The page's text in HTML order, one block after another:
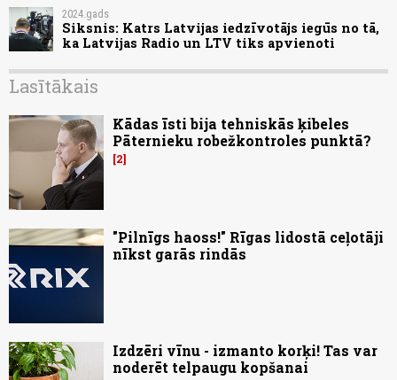
2024.gads
Siksnis: Katrs Latvijas iedzīvotājs iegūs no tā,
ka Latvijas Radio un LTV tiks apvienoti
Lasītākais
Kādas īsti bija tehniskās ķibeles
Pāternieku robežkontroles punktā?
2
"Pilnīgs haoss!" Rīgas lidostā ceļotāji
nīkst garās rindās
Izdzēri vīnu - izmanto korķi! Tas var
noderēt telpaugu kopšanai